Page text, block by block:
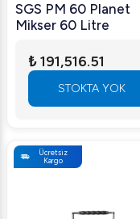
SGS PM 60 Planet
Mikser 60 Litre
₺ 191,516.51
STOKTA YOK
Ücretsiz
Kargo